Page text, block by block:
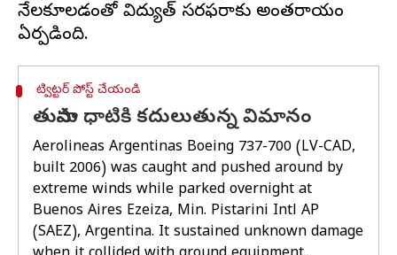
నేలకూలడంతో విద్యుత్‌ సరఫరాకు అంతరాయం
ట్విట్టర్ పోస్ట్ చేయండి
తుపాను ధాటికి కదులుతున్న విమానం
Aerolineas Argentinas Boeing 737-700 (LV-CAD,
built 2006) was caught and pushed around by
extreme winds while parked overnight at
Buenos Aires Ezeiza, Min. Pistarini Intl AP
(SAEZ), Argentina. It sustained unknown damage